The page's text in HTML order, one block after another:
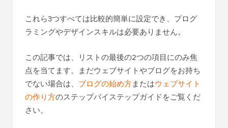
これら3つすべては比較的簡単に設定でき、プログ
ラミングやデザインスキルは必要ありません。
この記事では、リストの最後の2つの項目にのみ焦
点を当てます。まだウェブサイトやブログをお持ち
でない場合は、 ブログの始め方またはウェブサイト
の作り方のステップバイステップガイドをご覧くだ
さい。